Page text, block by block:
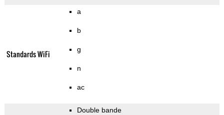
Standards WiFi
a
b
g
n
ac
Double bande